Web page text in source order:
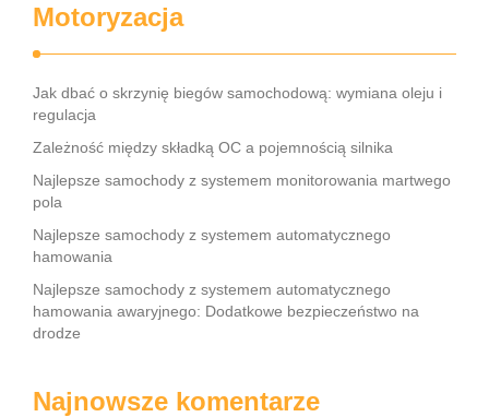
Motoryzacja
Jak dbać o skrzynię biegów samochodową: wymiana oleju i
regulacja
Zależność między składką OC a pojemnością silnika
Najlepsze samochody z systemem monitorowania martwego
pola
Najlepsze samochody z systemem automatycznego
hamowania
Najlepsze samochody z systemem automatycznego
hamowania awaryjnego: Dodatkowe bezpieczeństwo na
drodze
Najnowsze komentarze